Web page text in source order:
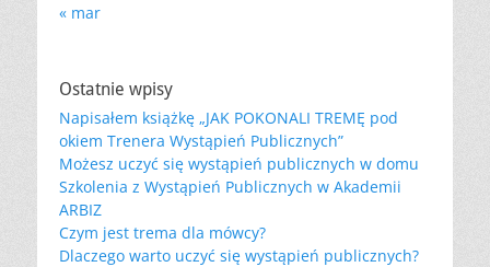
« mar
Ostatnie wpisy
Napisałem książkę „JAK POKONALI TREMĘ pod
okiem Trenera Wystąpień Publicznych”
Możesz uczyć się wystąpień publicznych w domu
Szkolenia z Wystąpień Publicznych w Akademii
ARBIZ
Czym jest trema dla mówcy?
Dlaczego warto uczyć się wystąpień publicznych?